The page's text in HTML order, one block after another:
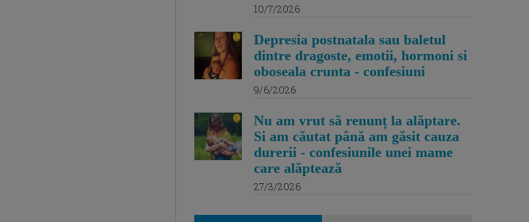
10/7/2026
Depresia postnatala sau baletul
dintre dragoste, emotii, hormoni si
oboseala crunta - confesiuni
9/6/2026
Nu am vrut să renunț la alăptare.
Si am căutat până am găsit cauza
durerii - confesiunile unei mame
care alăptează
27/3/2026